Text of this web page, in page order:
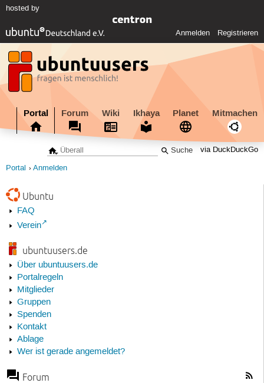
hosted by
Anmelden Registrieren
Portal Forum Wiki Ikhaya Planet Mitmachen
via DuckDuckGo
Portal Anmelden
Ubuntu
FAQ
Verein
ubuntuusers.de
Über ubuntuusers.de
Portalregeln
Mitglieder
Gruppen
Spenden
Kontakt
Ablage
Wer ist gerade angemeldet?
Forum